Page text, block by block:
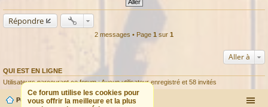
Répondre
2 messages • Page 1 sur 1
Aller à
QUI EST EN LIGNE
Utilisateurs parcourant ce forum : Aucun utilisateur enregistré et 58 invités
Ce forum utilise les cookies pour
vous offrir la meilleure et la plus
Portail Forum